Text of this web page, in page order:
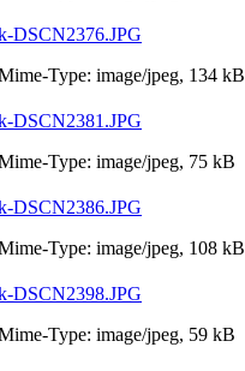
DSCN2376.JPG
Type: image/jpeg, 134 kB
DSCN2381.JPG
Type: image/jpeg, 75 kB
DSCN2386.JPG
Type: image/jpeg, 108 kB
DSCN2398.JPG
Type: image/jpeg, 59 kB